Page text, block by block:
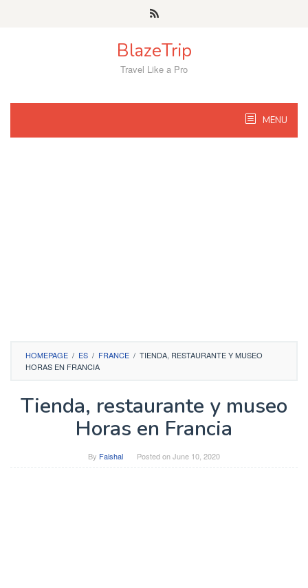
BlazeTrip
Travel Like a Pro
MENU
HOMEPAGE / ES / FRANCE / TIENDA, RESTAURANTE Y MUSEO
HORAS EN FRANCIA
Tienda, restaurante y museo
Horas en Francia
By Faishal Posted onJune 10, 2020